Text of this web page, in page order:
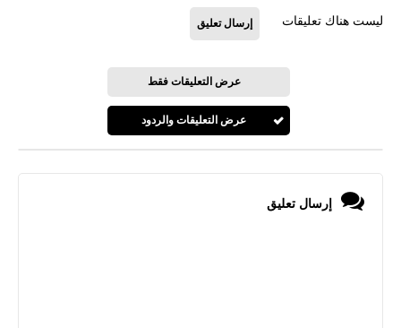
ليست هناك تعليقات إرسال تعليق
عرض التعليقات فقط
عرض التعليقات والردود
إرسال تعليق